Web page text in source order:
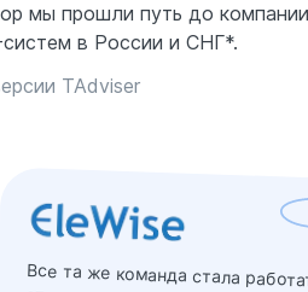
мы прошли путь до
в России и СНГ*.
TAdviser
Все та же команда стала
от лица
компании EleWise, которая
занималась разработкой ПО